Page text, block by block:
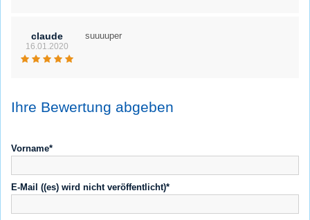
claude
16.01.2020
suuuuper
Ihre Bewertung abgeben
Vorname*
E-Mail ((es) wird nicht veröffentlicht)*